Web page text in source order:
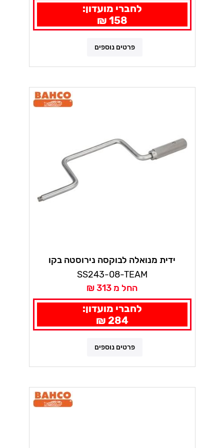
לחברי מועדון:
158 ₪
פרטים נוספים
ידית מנואלה לבוקסה נירוסטה בקו
SS243-08-TEAM
החל מ 313 ₪
לחברי מועדון:
284 ₪
פרטים נוספים